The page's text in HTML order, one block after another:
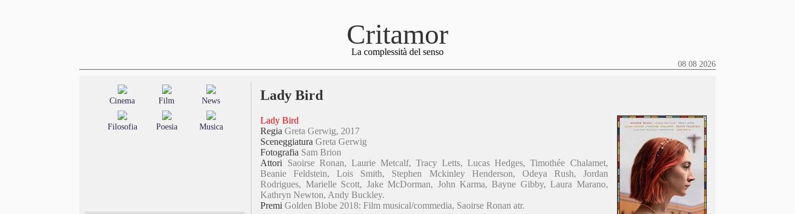
Critamor
La complessità del senso
08 08 2026
Cinema Film News
Filosofia Poesia Musica
Lady Bird
Lady Bird
RegiaGreta Gerwig, 2017
SceneggiaturaGreta Gerwig
Fotografia Sam Brion
Attori Saoirse Ronan, Laurie Metcalf, Tracy Letts, Lucas Hedges, Timothée Chalamet,
Beanie Feldstein, Lois Smith, Stephen Mckinley Henderson, Odeya Rush, Jordan
Rodrigues, Marielle Scott, Jake McDorman, John Karma, Bayne Gibby, Laura Marano,
Kathryn Newton, Andy Buckley.
PremiGolden Blobe 2018: Film musical/commedia, Saoirse Ronan atr.